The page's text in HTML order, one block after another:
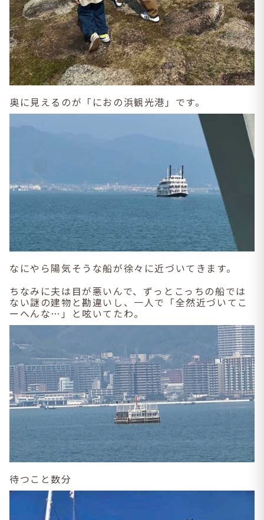
奥に見えるのが「におの浜観光港」です。
なにやら陽気そうな船が徐々に近づいてきます。
ちなみに夫は目が悪いんで、ずっとこっちの船では
ない謎の建物と勘違いし、一人で「全然近づいてこ
ーへんな…」と呟いてたわ。
待つこと数分